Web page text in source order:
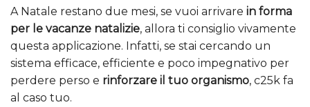
A Natale restano due mesi, se vuoi arrivare in forma
per le vacanze natalizie, allora ti consiglio vivamente
questa applicazione. Infatti, se stai cercando un
sistema efficace, efficiente e poco impegnativo per
perdere perso e rinforzare il tuo organismo, c25k fa
al caso tuo.